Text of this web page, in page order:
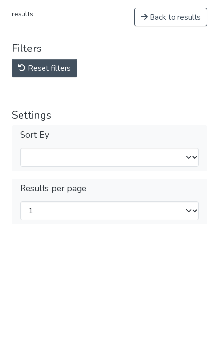
results Back to results
Filters
Reset filters
Settings
Sort By
Results per page